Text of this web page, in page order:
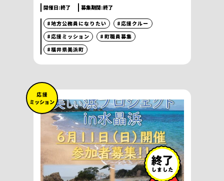
開催日:終了 募集期間:終了
#地方公務員になりたい
#応援クルー
#応援ミッション
#町職員募集
#福井県美浜町
応 援
ミッション